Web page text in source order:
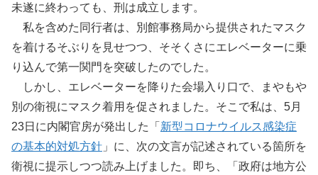
未遂に終わっても、刑は成立します。
私を含めた同行者は、別館事務局から提供されたマスク
を着けるそぶりを見せつつ、そそくさにエレベーターに乗
り込んで第一関門を突破したのでした。
しかし、エレベーターを降りた会場入り口で、まやもや
別の衛視にマスク着用を促されました。そこで私は、5月
23日に内閣官房が発出した「 新型コロナウイルス感染症
の基本的対処方針 」に、次の文言が記述されている箇所を
衛視に提示しつつ読み上げました。即ち、「政府は地方公